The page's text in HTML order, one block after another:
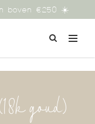
boven €250 ☀️
goud)